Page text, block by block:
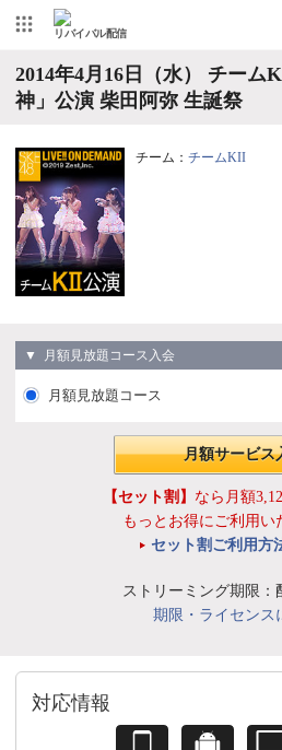
リバイバル配信
2014年4月16日（水） チーム
神」公演 柴田阿弥 生誕祭
チーム： チームKII
▼ 月額見放題コース入会
月額見放題コース
月額サービス
【セット割】 なら月額
もっとお得にご利用い
セット割ご利用方
ストリーミング期限：
期限・ライセンス
対応情報